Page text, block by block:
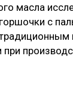
масла
горшочки с
при